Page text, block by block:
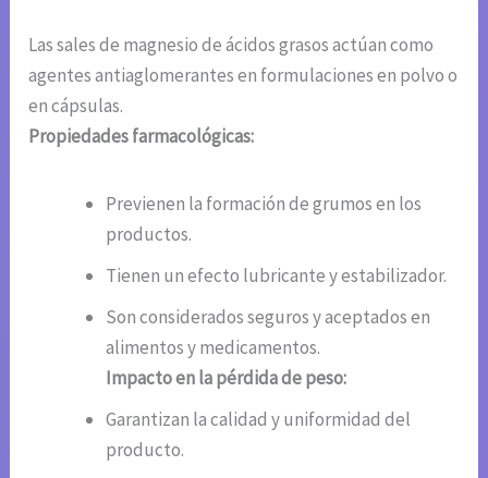
Las sales de magnesio de ácidos grasos actúan como
agentes antiaglomerantes en formulaciones en polvo o
en cápsulas.
Propiedades farmacológicas:
Previenen la formación de grumos en los
productos.
Tienen un efecto lubricante y estabilizador.
Son considerados seguros y aceptados en
alimentos y medicamentos.
Impacto en la pérdida de peso:
Garantizan la calidad y uniformidad del
producto.